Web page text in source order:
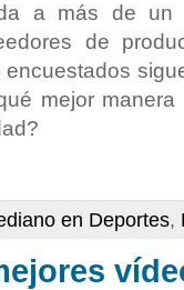
a más de un
de
mejor
en Deportes,